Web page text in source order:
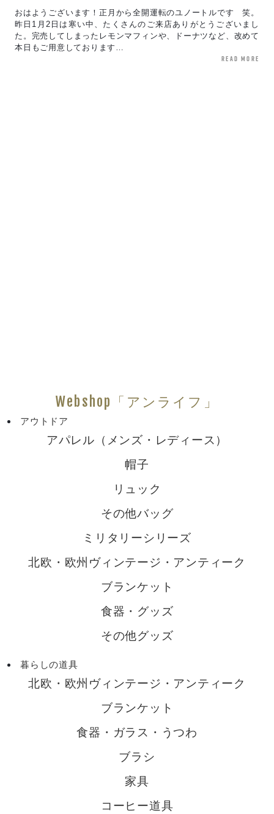
おはようございます！正月から全開運転のユノートルです 笑。
昨日1月2日は寒い中、たくさんのご来店ありがとうございまし
た。完売してしまったレモンマフィンや、ドーナツなど、改めて
本日もご用意しております…
read more
Webshop「アンライフ」
アウトドア
アパレル（メンズ・レディース）
帽子
リュック
その他バッグ
ミリタリーシリーズ
北欧・欧州ヴィンテージ・アンティーク
ブランケット
食器・グッズ
その他グッズ
暮らしの道具
北欧・欧州ヴィンテージ・アンティーク
ブランケット
食器・ガラス・うつわ
ブラシ
家具
コーヒー道具